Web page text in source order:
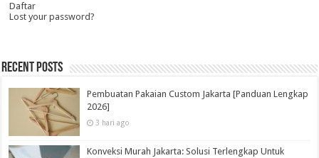
Daftar
Lost your password?
Recent Posts
Pembuatan Pakaian Custom Jakarta [Panduan Lengkap
2026]
3 hari ago
Konveksi Murah Jakarta: Solusi Terlengkap Untuk